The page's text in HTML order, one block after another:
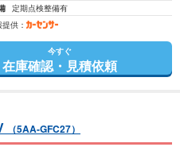
定期点検整備有
供：
今すぐ
在庫確認・見積依頼
（5AA-GFC27）